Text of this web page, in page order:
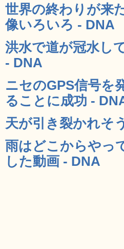
世界の終わりが来
像いろいろ - DNA
洪水で道が冠水し
- DNA
ニセのGPS信号を
ることに成功 -
天が引き裂かれそ
雨はどこからやっ
した動画 - DNA